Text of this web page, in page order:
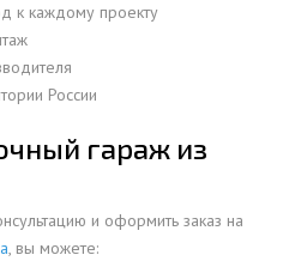
к каждому проекту
России
гараж из
и оформить заказ на
, вы можете: